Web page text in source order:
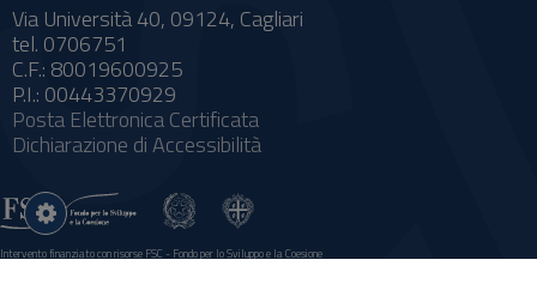
Via Università 40, 09124, Cagliari
tel. 0706751
C.F.: 80019600925
P.I.: 00443370929
Posta Elettronica Certificata
Dichiarazione di Accessibilità
Intervento finanziato con risorse FSC - Fondo per lo Sviluppo e la Coesione
Impostazioni
cookie